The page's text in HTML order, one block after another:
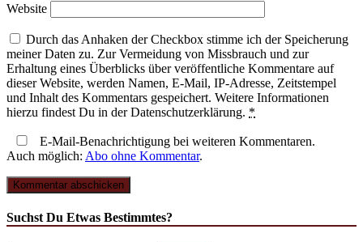
Website
Durch das Anhaken der Checkbox stimme ich der Speicherung
meiner Daten zu. Zur Vermeidung von Missbrauch und zur
Erhaltung eines Überblicks über veröffentliche Kommentare auf
dieser Website, werden Namen, E-Mail, IP-Adresse, Zeitstempel
und Inhalt des Kommentars gespeichert. Weitere Informationen
hierzu findest Du in der Datenschutzerklärung. *
E-Mail-Benachrichtigung bei weiteren Kommentaren.
Auch möglich: Abo ohne Kommentar.
Suchst Du Etwas Bestimmtes?